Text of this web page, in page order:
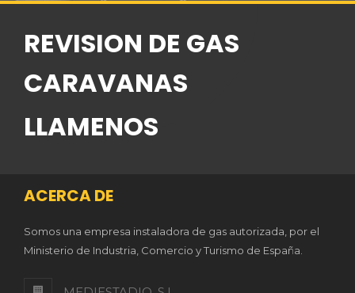
REVISION DE GAS
CARAVANAS
LLAMENOS
ACERCA DE
Somos una empresa instaladora de gas autorizada, por el
Ministerio de Industria, Comercio y Turismo de España.